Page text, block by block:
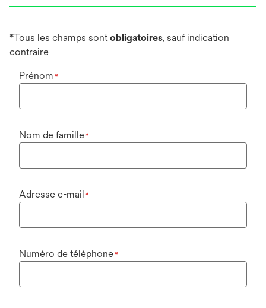
*Tous les champs sontobligatoires, sauf indication
contraire
Prénom *
Nom de famille*
Adresse e-mail *
Numéro de téléphone*